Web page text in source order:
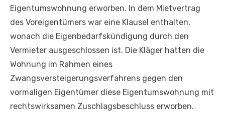
Eigentumswohnung erworben. In dem Mietvertrag
des Voreigentümers war eine Klausel enthalten,
wonach die Eigenbedarfskündigung durch den
Vermieter ausgeschlossen ist. Die Kläger hatten die
Wohnung im Rahmen eines
Zwangsversteigerungsverfahrens gegen den
vormaligen Eigentümer diese Eigentumswohnung mit
rechtswirksamen Zuschlagsbeschluss erworben.